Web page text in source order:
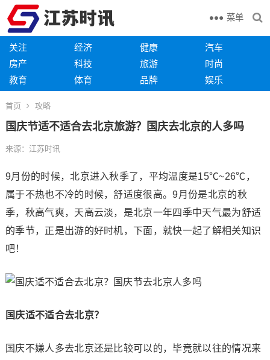
菜单
关注 经济 健康
汽车
房产
科技 旅游
时尚
教育
体育 品牌 娱乐
首页 攻略
国庆节适不适合去北京旅游？国庆去北京的人多吗
来源：江苏时讯
9月份的时候，北京进入秋季了，平均温度是15℃~26℃，
属于不热也不冷的时候，舒适度很高。9月份是北京的秋
季，秋高气爽，天高云淡，是北京一年四季中天气最为舒适
的季节，正是出游的好时机，下面，就快一起了解相关知识
吧！
国庆适不适合去北京？
国庆不嫌人多去北京还是比较可以的，毕竟就以往的情况来